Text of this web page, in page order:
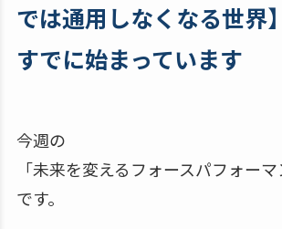
では通用しなくなる世界】
すでに始まっています
今週の
「未来を変えるフォースパフォーマ
です。